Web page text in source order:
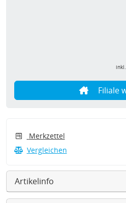
Filiale
Merkzettel
Vergleichen
Artikelinfo